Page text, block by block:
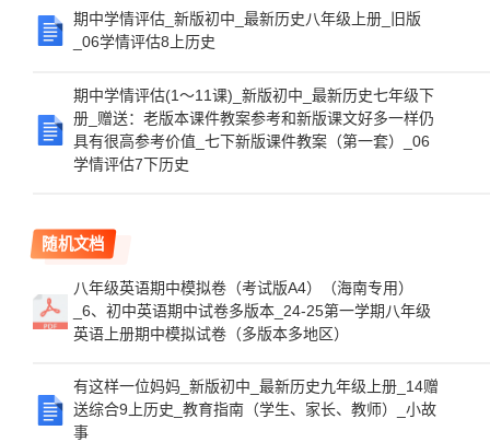
期中学情评估_新版初中_最新历史八年级上册_旧版
_06学情评估8上历史
期中学情评估(1～11课)_新版初中_最新历史七年级下
册_赠送：老版本课件教案参考和新版课文好多一样仍
具有很高参考价值_七下新版课件教案（第一套）_06
学情评估7下历史
随机文档
八年级英语期中模拟卷（考试版A4）（海南专用）
_6、初中英语期中试卷多版本_24-25第一学期八年级
英语上册期中模拟试卷（多版本多地区）
有这样一位妈妈_新版初中_最新历史九年级上册_14赠
送综合9上历史_教育指南（学生、家长、教师）_小故
事